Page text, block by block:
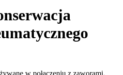
w połączeniu z zaworami.